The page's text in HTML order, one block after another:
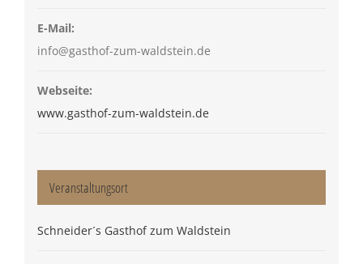
E-Mail:
info@gasthof-zum-waldstein.de
Webseite:
www.gasthof-zum-waldstein.de
Veranstaltungsort
Schneider´s Gasthof zum Waldstein